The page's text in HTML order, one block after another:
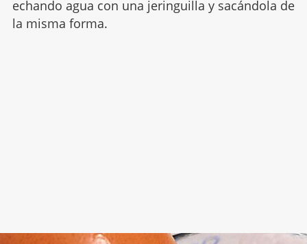
echando agua con una jeringuilla y sacándola de
la misma forma.